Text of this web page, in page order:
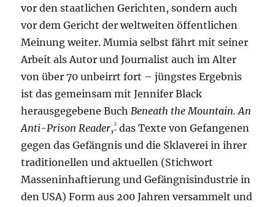
vor den staatlichen Gerichten, sondern auch
vor dem Gericht der weltweiten öffentlichen
Meinung weiter. Mumia selbst fährt mit seiner
Arbeit als Autor und Journalist auch im Alter
von über 70 unbeirrt fort – jüngstes Ergebnis
ist das gemeinsam mit Jennifer Black
herausgegebene BuchBeneath the Mountain. An
Anti-Prison Reader,2 das Texte von Gefangenen
gegen das Gefängnis und die Sklaverei in ihrer
traditionellen und aktuellen (Stichwort
Masseninhaftierung und Gefängnisindustrie in
den USA) Form aus 200 Jahren versammelt und